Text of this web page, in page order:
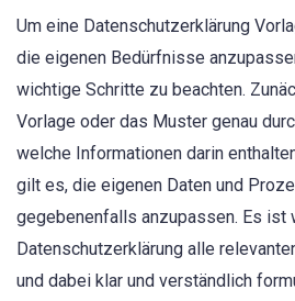
Um eine Datenschutzerklärung
die eigenen Bedürfnisse
wichtige Schritte zu beachten.
Vorlage oder das Muster genau
welche Informationen darin
gilt es, die eigenen Daten und
gegebenenfalls anzupassen. Es ist
Datenschutzerklärung alle
und dabei klar und verständlich